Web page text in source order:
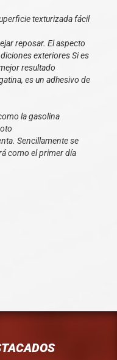
texturizada fácil
reposar. El aspecto
exteriores Si es
resultado
es un adhesivo de
la gasolina
Sencillamente se
como el primer día